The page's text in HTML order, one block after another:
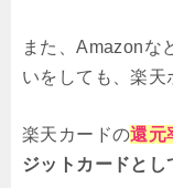
また、Amazonな
いをしても、楽天
楽天カードの還元
ジットカードと